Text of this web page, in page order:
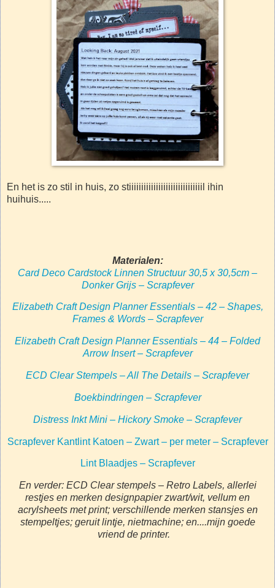
En het is zo stil in huis, zo stiiiiiiiiiiiiiiiiiiiiiiiiiiiiiil ihin
huihuis.....
Materialen:
Card Deco Cardstock Linnen Structuur 30,5 x 30,5cm –
Donker Grijs – Scrapfever
Elizabeth Craft Design Planner Essentials – 42 – Shapes,
Frames & Words – Scrapfever
Elizabeth Craft Design Planner Essentials – 44 – Folded
Arrow Insert – Scrapfever
ECD Clear Stempels – All The Details – Scrapfever
Boekbindringen – Scrapfever
Distress Inkt Mini – Hickory Smoke – Scrapfever
Scrapfever Kantlint Katoen – Zwart – per meter – Scrapfever
Lint Blaadjes – Scrapfever
En verder: ECD Clear stempels – Retro Labels, allerlei
restjes en merken designpapier zwart/wit, vellum en
acrylsheets met print; verschillende merken stansjes en
stempeltjes; geruit lintje, nietmachine; en....mijn goede
vriend de printer.